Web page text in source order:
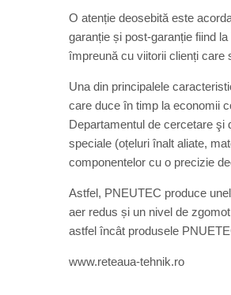
O atenție deosebită este
garanție și post-garanție fiind
împreună cu viitorii clienți care
Una din principalele
care duce în timp la economii
Departamentul de cercetare şi
speciale (oțeluri înalt aliate,
componentelor cu o precizie
Astfel, PNEUTEC produce
aer redus și un nivel de
astfel încât produsele
www.reteaua-tehnik.ro